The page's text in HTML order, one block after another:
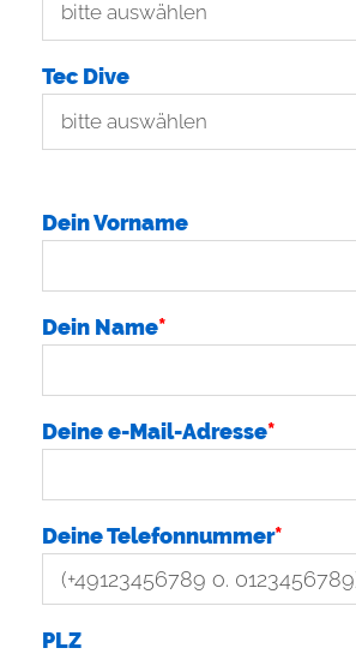
Tec Dive
Dein Vorname
Dein Name*
Deine e-Mail-Adresse*
Deine Telefonnummer*
PLZ